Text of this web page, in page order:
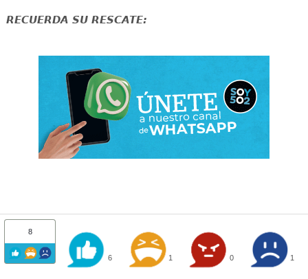
RECUERDA SU RESCATE:
8
6 1 0 1